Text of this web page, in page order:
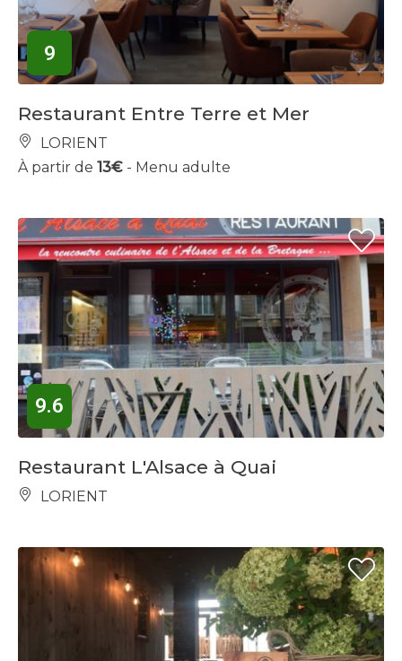
9
Restaurant Entre Terre et Mer
LORIENT
À partir de 13€ - Menu adulte
9.6
Restaurant L'Alsace à Quai
LORIENT